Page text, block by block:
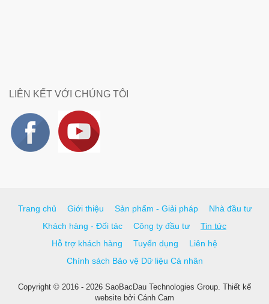
LIÊN KẾT VỚI CHÚNG TÔI
Trang chủ Giới thiệu Sản phẩm - Giải pháp
Nhà đầu tư
Khách hàng - Đối tác
Công ty đầu tư
Tin tức
Hỗ trợ khách hàng
Tuyển dụng
Liên hệ
Chính sách Bảo vệ Dữ liệu Cá nhân
Copyright © 2016 - 2026 SaoBacDau Technologies Group. Thiết kế
website bởi Cánh Cam